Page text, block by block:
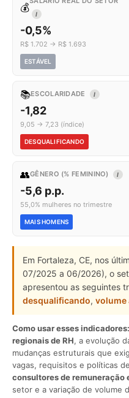
💰
I
-0,5%
R$ 1.702 → R$ 1.693
ESTÁVEL
📚ESCOLARIDADE I
-1,82
9,05 → 7,23 (índice)
DESQUALIFICANDO
👥GÊNERO (% FEMININO) I
-5,6 p.p.
55,0% mulheres no trimestre
MAIS HOMENS
Em Fortaleza, CE, nos
07/2025 a 06/2026), o
apresentou as seguintes
desqualificando, volume
Como usar esses indicadores:
regionais de RH, a evolução
mudanças estruturais que
vagas, requisitos e políticas
consultores de remuneração
setor e a variação de volume